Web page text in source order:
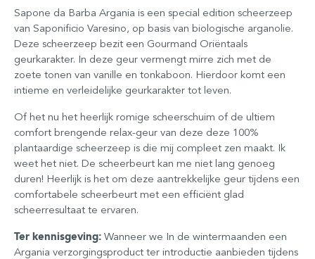
Sapone da Barba Argania is een special edition scheerzeep
van Saponificio Varesino, op basis van biologische arganolie.
Deze scheerzeep bezit een Gourmand Oriëntaals
geurkarakter. In deze geur vermengt mirre zich met de
zoete tonen van vanille en tonkaboon. Hierdoor komt een
intieme en verleidelijke geurkarakter tot leven.
Of het nu het heerlijk romige scheerschuim of de ultiem
comfort brengende relax-geur van deze deze 100%
plantaardige scheerzeep is die mij compleet zen maakt. Ik
weet het niet. De scheerbeurt kan me niet lang genoeg
duren! Heerlijk is het om deze aantrekkelijke geur tijdens een
comfortabele scheerbeurt met een efficiënt glad
scheerresultaat te ervaren.
Ter kennisgeving: Wanneer we In de wintermaanden een
Argania verzorgingsproduct ter introductie aanbieden tijdens